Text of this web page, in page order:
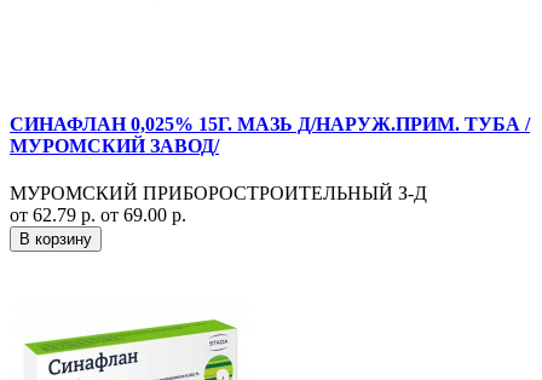
СИНАФЛАН 0,025% 15Г. МАЗЬ Д/НАРУЖ.ПРИМ. ТУБА /
МУРОМСКИЙ ЗАВОД/
МУРОМСКИЙ ПРИБОРОСТРОИТЕЛЬНЫЙ З-Д
от 62.79 р. от 69.00 р.
В корзину